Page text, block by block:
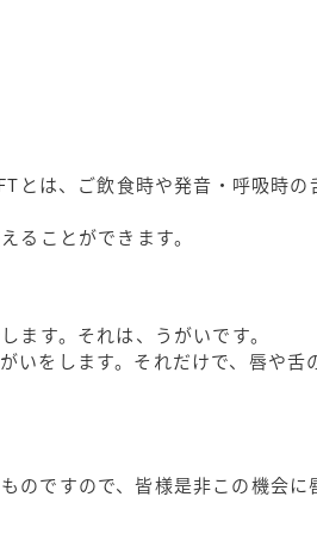
とは、ご飲食時や発音・呼吸時の
ることができます。
ます。それは、うがいです。
いをします。それだけで、唇や舌
のですので、皆様是非この機会に